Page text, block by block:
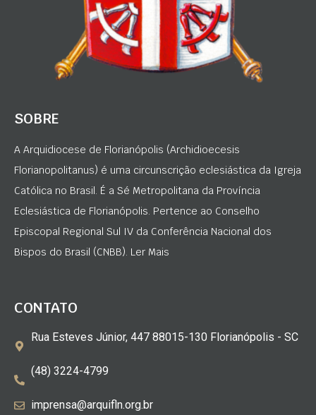
SOBRE
A Arquidiocese de Florianópolis (Archidioecesis
Florianopolitanus) é uma circunscrição eclesiástica da Igreja
Católica no Brasil. É a Sé Metropolitana da Província
Eclesiástica de Florianópolis. Pertence ao Conselho
Episcopal Regional Sul IV da Conferência Nacional dos
Bispos do Brasil (CNBB). Ler Mais
CONTATO
Rua Esteves Júnior, 447 88015-130 Florianópolis - SC
(48) 3224-4799
imprensa@arquifln.org.br